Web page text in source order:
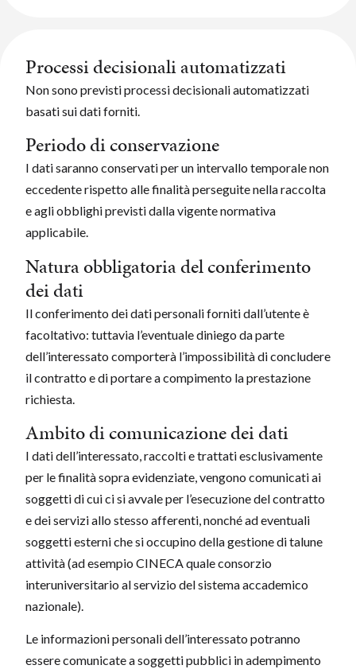
Processi decisionali automatizzati
Non sono previsti processi decisionali automatizzati
basati sui dati forniti.
Periodo di conservazione
I dati saranno conservati per un intervallo temporale non
eccedente rispetto alle finalità perseguite nella raccolta
e agli obblighi previsti dalla vigente normativa
applicabile.
Natura obbligatoria del conferimento
dei dati
Il conferimento dei dati personali forniti dall’utente è
facoltativo: tuttavia l’eventuale diniego da parte
dell’interessato comporterà l’impossibilità di concludere
il contratto e di portare a compimento la prestazione
richiesta.
Ambito di comunicazione dei dati
I dati dell’interessato, raccolti e trattati esclusivamente
per le finalità sopra evidenziate, vengono comunicati ai
soggetti di cui ci si avvale per l’esecuzione del contratto
e dei servizi allo stesso afferenti, nonché ad eventuali
soggetti esterni che si occupino della gestione di talune
attività (ad esempio CINECA quale consorzio
interuniversitario al servizio del sistema accademico
nazionale).
Le informazioni personali dell’interessato potranno
essere comunicate a soggetti pubblici in adempimento